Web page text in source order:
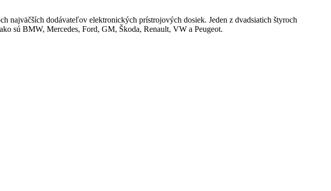
najväčších dodávateľov elektronických prístrojových dosiek. Jeden z dvadsiatich štyroch
sú BMW, Mercedes, Ford, GM, Škoda, Renault, VW a Peugeot.